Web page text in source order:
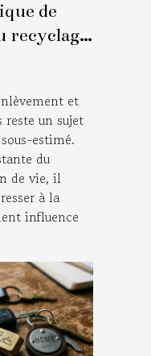
de
recyclage
et
reste un sujet
estimé.
du
de vie, il
à la
influence